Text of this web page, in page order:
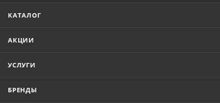
КАТАЛОГ
АКЦИИ
УСЛУГИ
БРЕНДЫ